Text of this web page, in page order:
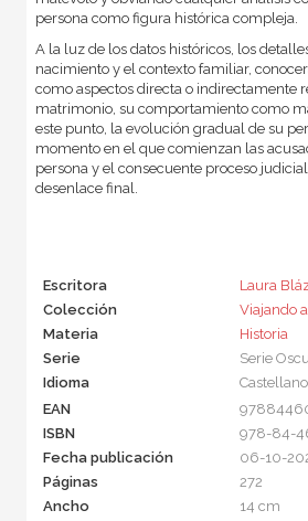
persona como figura histórica compleja.
A la luz de los datos históricos, los
nacimiento y el contexto familiar,
como aspectos directa o indirectamente
matrimonio, su comportamiento como
este punto, la evolución gradual de su
momento en el que comienzan las
persona y el consecuente proceso
desenlace final.
Escritora
Laura
Colección
Viajando
Materia
Historia
Serie
Serie
Idioma
Castellano
EAN
ISBN
978-84-
Fecha publicación
06-10-
Páginas
272
Ancho
14 cm